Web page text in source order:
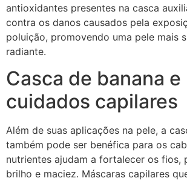
antioxidantes presentes na casca
contra os danos causados pela
poluição, promovendo uma pele mais
radiante.
Casca de banana e
cuidados capilares
Além de suas aplicações na pele, a
também pode ser benéfica para os
nutrientes ajudam a fortalecer os fios,
brilho e maciez. Máscaras capilares